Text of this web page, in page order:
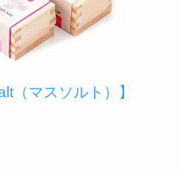
マスソルト）】